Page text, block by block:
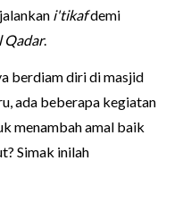
i'tikafdemi
Qadar.
berdiam diri di masjid
ada beberapa kegiatan
menambah amal baik
Simak inilah